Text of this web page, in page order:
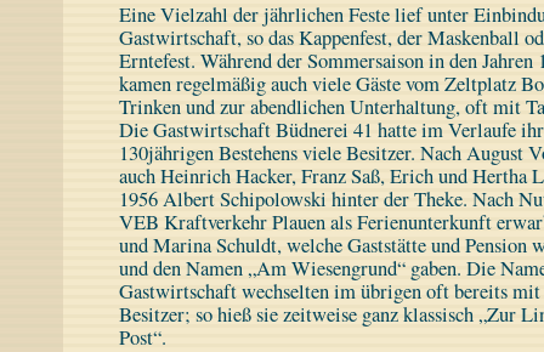
Eine Vielzahl der jährlichen Feste lief unter
Gastwirtschaft, so das Kappenfest, der Maskenball
Erntefest. Während der Sommersaison in den Jahren
kamen regelmäßig auch viele Gäste vom Zeltplatz
Trinken und zur abendlichen Unterhaltung, oft mit
Die Gastwirtschaft Büdnerei 41 hatte im Verlaufe
130jährigen Bestehens viele Besitzer. Nach August
auch Heinrich Hacker, Franz Saß, Erich und Hertha
1956 Albert Schipolowski hinter der Theke. Nach
VEB Kraftverkehr Plauen als Ferienunterkunft
und Marina Schuldt, welche Gaststätte und Pension
und den Namen „Am Wiesengrund“ gaben. Die
Gastwirtschaft wechselten im übrigen oft bereits mit
Besitzer; so hieß sie zeitweise ganz klassisch „Zur
Post“.